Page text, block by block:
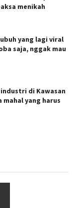
menikah
yang lagi viral
saja, nggak mau
di Kawasan
yang harus